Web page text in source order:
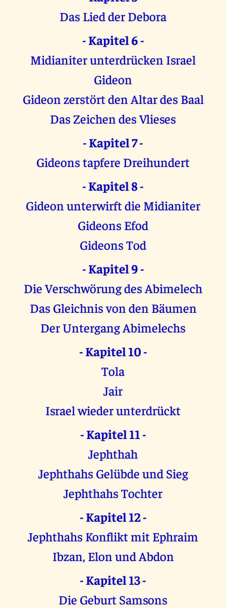
Das Lied der Debora
- Kapitel 6 -
Midianiter unterdrücken Israel
Gideon
Gideon zerstört den Altar des Baal
Das Zeichen des Vlieses
- Kapitel 7 -
Gideons tapfere Dreihundert
- Kapitel 8 -
Gideon unterwirft die Midianiter
Gideons Efod
Gideons Tod
- Kapitel 9 -
Die Verschwörung des Abimelech
Das Gleichnis von den Bäumen
Der Untergang Abimelechs
- Kapitel 10 -
Tola
Jair
Israel wieder unterdrückt
- Kapitel 11 -
Jephthah
Jephthahs Gelübde und Sieg
Jephthahs Tochter
- Kapitel 12 -
Jephthahs Konflikt mit Ephraim
Ibzan, Elon und Abdon
- Kapitel 13 -
Die Geburt Samsons